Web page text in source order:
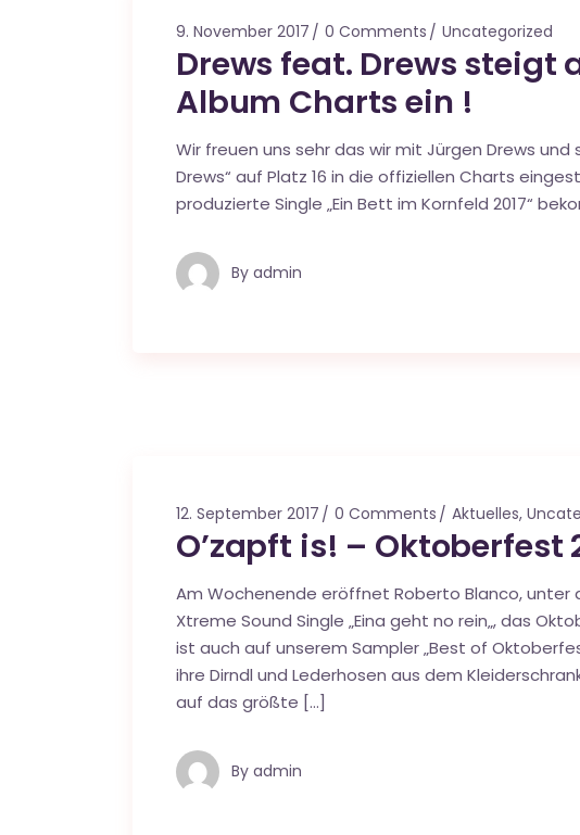
9. November 2017 0 Comments Uncategorized
Drews feat. Drews steigt
Album Charts ein !
Wir freuen uns sehr das wir mit Jürgen Drews
Drews“ auf Platz 16 in die offiziellen Charts
produzierte Single „Ein Bett im Kornfeld 2017“
By admin
12. September 2017 0 Comments Aktuelles,
O’zapft is! – Oktoberfest
Am Wochenende eröffnet Roberto Blanco, unter
Xtreme Sound Single „Eina geht no rein„, das
ist auch auf unserem Sampler „Best of
ihre Dirndl und Lederhosen aus dem
auf das größte […]
By admin